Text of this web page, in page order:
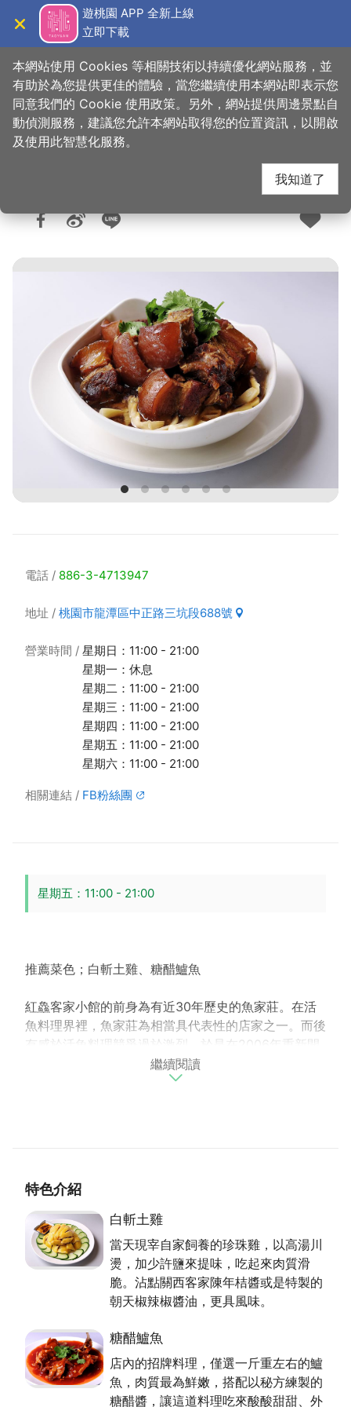
主
遊桃園 APP 全新上線
立即下載
首頁 > 想去的地方 > 美食、購物 > 美食快搜
紅鱻客家小館
人氣：1.2萬
電話 886-3-4713947
地址 桃園市龍潭區中正路三坑段688號
營業時間
星期日：11:00 - 21:00
星期一：休息
星期二：11:00 - 21:00
星期三：11:00 - 21:00
星期四：11:00 - 21:00
星期五：11:00 - 21:00
星期六：11:00 - 21:00
相關連結 FB粉絲團
星期五：11:00 - 21:00
推薦菜色；白斬土雞、糖醋鱸魚
紅鱻客家小館的前身為有近30年歷史的魚家莊。在活
魚料理界裡，魚家莊為相當具代表性的店家之一。而後
有感於活魚料理競爭過於激烈，於是在2006年重新開
幕。將活魚料理與客家菜相結合，提供給消費者更多選
擇。紅鱻名字的由來，是希望生意一路長紅，至於鱻
繁複的路線，以簡潔的方式呈現新鮮食材應有的美味。
而遠道而來的朋友們也不必擔心停車的問題，這兒備有
30多格的停車場，讓您一家大小都能便利的品嚐美
食。
讓您吃得安心又放心
從魚家莊到紅鱻，走過近三十個年頭，對於健康的堅
持，從良心出發，絕不打折扣。除了豬油自己搾，青菜
自己種，土雞與魚自己養，為的就是確保各種食材原本
應有的好味道。紅鱻限量的白斬土雞，僅當天現宰自家
飼養的珍珠雞，以高湯川燙，加少許鹽來調味，此外不
繼續閱讀
特色介紹
白斬土雞
當天現宰自家飼養的珍珠雞，以高湯川
燙，加少許鹽來提味，吃起來肉質滑
脆。沾點關西客家陳年桔醬或是特製的
朝天椒辣椒醬油，更具風味。
糖醋鱸魚
店內的招牌料理，僅選一斤重左右的鱸
魚，肉質最為鮮嫩，搭配以秘方練製的
糖醋醬，讓這道料理吃來酸酸甜甜、外
本網站使用 Cookies 等相關技術以持續優化網站服務，並
有助於為您提供更佳的體驗，當您繼續使用本網站即表示您
同意我們的 Cookie 使用政策。另外，網站提供周邊景點自
動偵測服務，建議您允許本網站取得您的位置資訊，以開啟
及使用此智慧化服務。
我知道了